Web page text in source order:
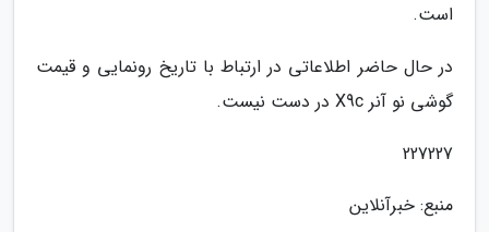
است.
در حال حاضر اطلاعاتی در ارتباط با تاریخ رونمایی و قیمت
گوشی نو آنر X9c در دست نیست.
227227
منبع: خبرآنلاین